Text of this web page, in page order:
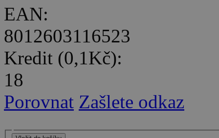
EAN:
8012603116523
Kredit (0,1Kč):
18
Porovnat Zašlete odkaz